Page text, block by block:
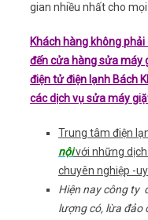
gian nhiều nhất cho mọi
Khách hàng không
đến cửa hàng sửa máy
điện tử điện lạnh Bách
các dịch vụ sửa máy
Trung tâm điện
nộivới những
chuyên nghiệp -
Hiện nay công ty
lượng có, lừa đảo